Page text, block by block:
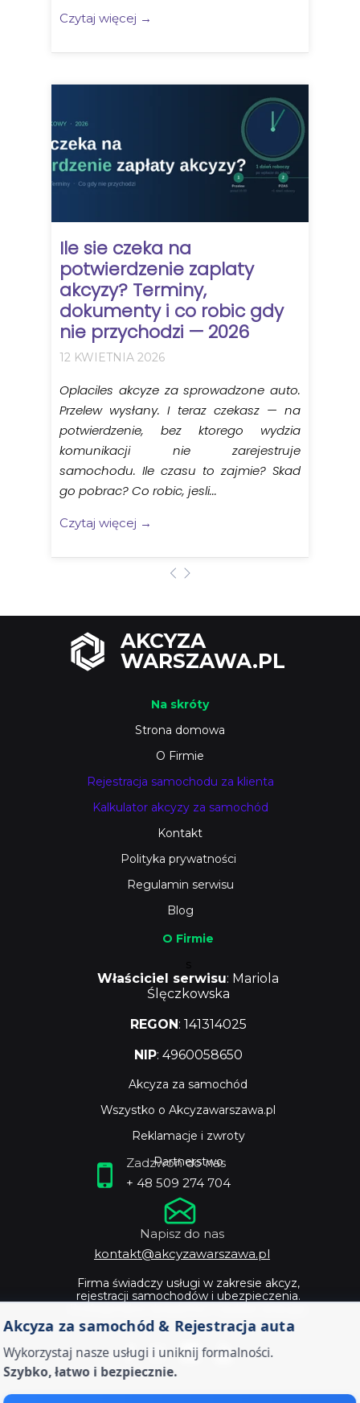
Akcyza za samochód & Rejestracja auta
Wykorzystaj nasze usługi i uniknij formalności.
Szybko, łatwo i bezpiecznie.
AKCYZA
WARSZAWA.PL
Firma świadczy usługi w zakresie akcyz,
rejestracji samochodów i ubezpieczenia.
Zadzwoń do nas
+ 48 509 274 704
Napisz do nas
kontakt@akcyzawarszawa.pl
O Firmie
Właściciel serwisu: Mariola
Ślęczkowska
REGON: 141314025
NIP: 4960058650
Akcyza za samochód
Wszystko o Akcyzawarszawa.pl
Reklamacje i zwroty
Partnerstwo
Na skróty
Strona domowa
O Firmie
Rejestracja samochodu za klienta
Kalkulator akcyzy za samochód
Kontakt
Polityka prywatności
Regulamin serwisu
Blog
Czytaj więcej →
Ile sie czeka na
potwierdzenie zaplaty
akcyzy? Terminy,
dokumenty i co robic gdy
nie przychodzi — 2026
12 KWIETNIA 2026
Oplaciles akcyze za sprowadzone auto.
Przelew wysłany. I teraz czekasz — na
potwierdzenie, bez ktorego wydzia
komunikacji nie zarejestruje
samochodu. Ile czasu to zajmie? Skad
go pobrac? Co robic, jesli...
Czytaj więcej →